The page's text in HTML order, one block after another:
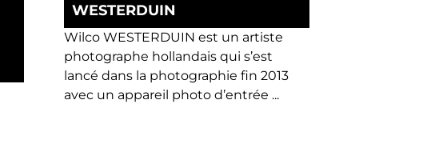
WESTERDUIN
Wilco WESTERDUIN est un artiste
photographe hollandais qui s’est
lancé dans la photographie fin 2013
avec un appareil photo d’entrée ...